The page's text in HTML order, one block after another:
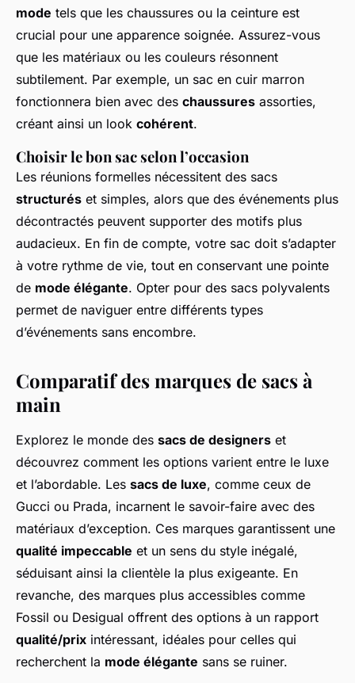
mode tels que les chaussures ou la ceinture est
crucial pour une apparence soignée. Assurez-vous
que les matériaux ou les couleurs résonnent
subtilement. Par exemple, un sac en cuir marron
fonctionnera bien avec des chaussures assorties,
créant ainsi un look cohérent.
Choisir le bon sac selon l’occasion
Les réunions formelles nécessitent des sacs
structurés et simples, alors que des événements plus
décontractés peuvent supporter des motifs plus
audacieux. En fin de compte, votre sac doit s’adapter
à votre rythme de vie, tout en conservant une pointe
de mode élégante. Opter pour des sacs polyvalents
permet de naviguer entre différents types
d’événements sans encombre.
Comparatif des marques de sacs à
main
Explorez le monde des sacs de designers et
découvrez comment les options varient entre le luxe
et l’abordable. Les sacs de luxe, comme ceux de
Gucci ou Prada, incarnent le savoir-faire avec des
matériaux d’exception. Ces marques garantissent une
qualité impeccable et un sens du style inégalé,
séduisant ainsi la clientèle la plus exigeante. En
revanche, des marques plus accessibles comme
Fossil ou Desigual offrent des options à un rapport
qualité/prix intéressant, idéales pour celles qui
recherchent la mode élégante sans se ruiner.